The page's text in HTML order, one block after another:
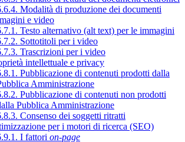
Modalità di produzione dei documenti
e video
Testo alternativo (alt text) per le immagini
Sottotitoli per i video
Trascrizioni per i video
intellettuale e privacy
Pubblicazione di contenuti prodotti dalla
Amministrazione
Pubblicazione di contenuti non prodotti
Pubblica Amministrazione
Consenso dei soggetti ritratti
per i motori di ricerca (SEO)
I fattori on-page